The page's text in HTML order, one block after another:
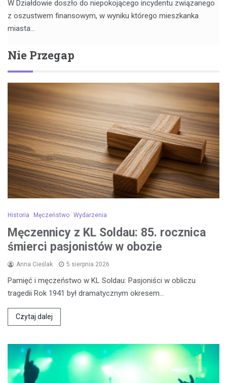
W Działdowie doszło do niepokojącego incydentu związanego
z oszustwem finansowym, w wyniku którego mieszkanka
miasta…
Nie Przegap
Historia Męczeństwo Wydarzenia
Męczennicy z KL Soldau: 85. rocznica
śmierci pasjonistów w obozie
Anna Cieślak 5 sierpnia 2026
Pamięć i męczeństwo w KL Soldau: Pasjoniści w obliczu
tragedii Rok 1941 był dramatycznym okresem…
Czytaj dalej